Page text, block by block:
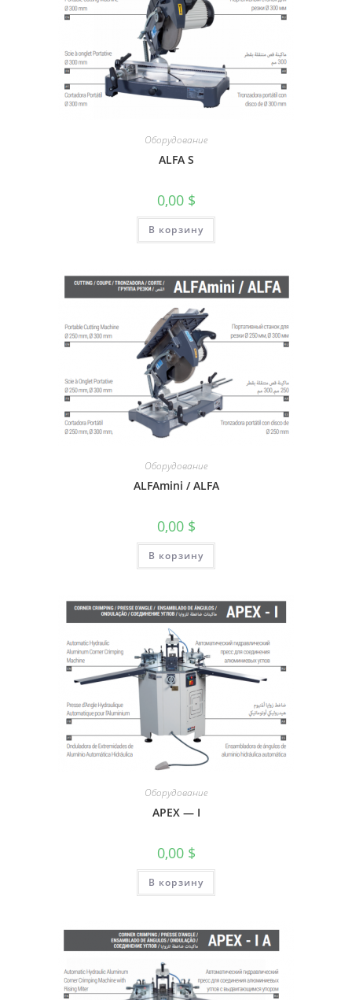
Оборудование
ALFA S
0,00 $
В корзину
Оборудование
ALFAmini / ALFA
0,00 $
В корзину
Оборудование
APEX — I
0,00 $
В корзину